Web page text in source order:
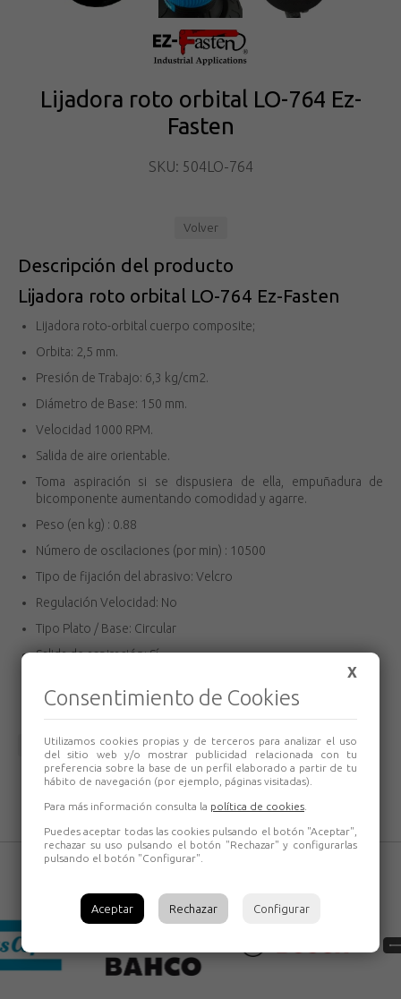
Lijadora roto orbital LO-764 Ez-
Fasten
SKU: 504LO-764
Volver
Descripción del producto
Lijadora roto orbital LO-764 Ez-Fasten
Lijadora roto-orbital cuerpo composite;
Orbita: 2,5 mm.
Presión de Trabajo: 6,3 kg/cm2.
Diámetro de Base: 150 mm.
Velocidad 1000 RPM.
Salida de aire orientable.
Toma aspiración si se dispusiera de ella, empuñadura de
bicomponente aumentando comodidad y agarre.
Peso (en kg) : 0.88
Número de oscilaciones (por min) : 10500
Tipo de fijación del abrasivo: Velcro
Regulación Velocidad: No
Tipo Plato / Base: Circular
Salida de aspiración: Sí
Volver
X
Consentimiento de Cookies
Utilizamos cookies propias y de terceros para analizar el uso
del sitio web y/o mostrar publicidad relacionada con tu
preferencia sobre la base de un perfil elaborado a partir de tu
hábito de navegación (por ejemplo, páginas visitadas).
Para más información consulta la política de cookies
Puedes aceptar todas las cookies pulsando el botón "Aceptar",
rechazar su uso pulsando el botón "Rechazar" y configurarlas
pulsando el botón "Configurar".
Aceptar Rechazar Configurar